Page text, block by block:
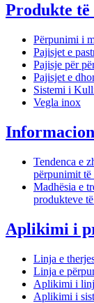
Produkte të
Përpunimi i
Pajisjet e
Pajisje për
Pajisjet e
Sistemi i
Vegla inox
Tendenca e
përpunimit të
Madhësia e
produkteve
Aplikimi i
Linja e
Linja e
Aplikimi i
Aplikimi i